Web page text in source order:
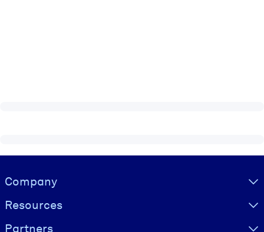
Visually hidden Text
Company
Resources
Partners